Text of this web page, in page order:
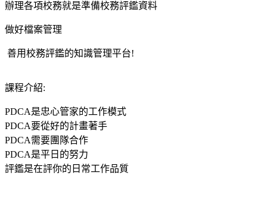
辦理各項校務就是準備校務評鑑資料
做好檔案管理
善用校務評鑑的知識管理平台!
課程介紹:
PDCA是忠心管家的工作模式
PDCA要從好的計畫著手
PDCA需要團隊合作
PDCA是平日的努力
評鑑是在評你的日常工作品質